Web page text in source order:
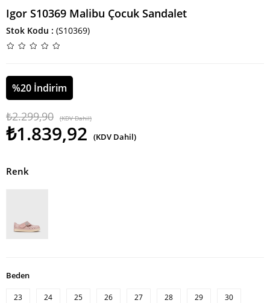
Igor S10369 Malibu Çocuk Sandalet
Stok Kodu (S10369)
%20 İndirim
₺2.299,90 (KDV Dahil)
₺1.839,92 (KDV Dahil)
Renk
Beden
23 24 25 26 27 28 29
30